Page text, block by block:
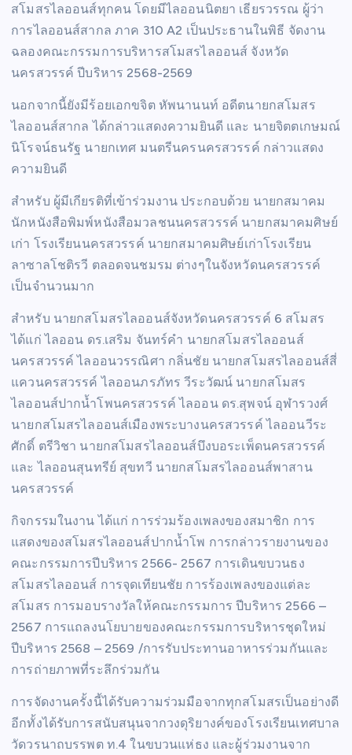
สโมสรไลออนส์ทุกคน โดยมีไลออนนิตยา เธียรวรรณ ผู้ว่า
การไลออนส์สากล ภาค 310 A2 เป็นประธานในพิธี จัดงาน
ฉลองคณะกรรมการบริหารสโมสรไลออนส์ จังหวัด
นครสวรรค์ ปีบริหาร 2568-2569
นอกจากนี้ยังมีร้อยเอกขจิต หัพนานนท์ อดีตนายกสโมสร
ไลออนส์สากล ได้กล่าวแสดงความยินดี และ นายจิตตเกษมณ์
นิโรจน์ธนรัฐ นายกเทศ มนตรีนครนครสวรรค์ กล่าวแสดง
ความยินดี
สำหรับ ผู้มีเกียรติที่เข้าร่วมงาน ประกอบด้วย นายกสมาคม
นักหนังสือพิมพ์หนังสือมวลชนนครสวรรค์ นายกสมาคมศิษย์
เก่า โรงเรียนนครสวรรค์ นายกสมาคมศิษย์เก่าโรงเรียน
ลาซาลโชติรวี ตลอดจนชมรม ต่างๆในจังหวัดนครสวรรค์
เป็นจำนวนมาก
สำหรับ นายกสโมสรไลออนส์จังหวัดนครสวรรค์ 6 สโมสร
ได้แก่ ไลออน ดร.เสริม จันทร์คำ นายกสโมสรไลออนส์
นครสวรรค์ ไลออนวรรณิศา กลิ่นชัย นายกสโมสรไลออนส์สี่
แควนครสวรรค์ ไลออนภรภัทร วีระวัฒน์ นายกสโมสร
ไลออนส์ปากน้ำโพนครสวรรค์ ไลออน ดร.สุพจน์ อุฬารวงศ์
นายกสโมสรไลออนส์เมืองพระบางนครสวรรค์ ไลออนวีระ
ศักดิ์ ตรีวิชา นายกสโมสรไลออนส์บึงบอระเพ็ดนครสวรรค์
และ ไลออนสุนทรีย์ สุขทวี นายกสโมสรไลออนส์พาสาน
นครสวรรค์
กิจกรรมในงาน ได้แก่ การร่วมร้องเพลงของสมาชิก การ
แสดงของสโมสรไลออนส์ปากน้ำโพ การกล่าวรายงานของ
คณะกรรมการปีบริหาร 2566- 2567 การเดินขบวนธง
สโมสรไลออนส์ การจุดเทียนชัย การร้องเพลงของแต่ละ
สโมสร การมอบรางวัลให้คณะกรรมการ ปีบริหาร 2566 –
2567 การแถลงนโยบายของคณะกรรมการบริหารชุดใหม่
ปีบริหาร 2568 – 2569 /การรับประทานอาหารร่วมกันและ
การถ่ายภาพที่ระลึกร่วมกัน
การจัดงานครั้งนี้ได้รับความร่วมมือจากทุกสโมสรเป็นอย่างดี
อีกทั้งได้รับการสนับสนุนจากวงดุริยางค์ของโรงเรียนเทศบาล
วัดวรนาถบรรพต ท.4 ในขบวนแห่ธง และผู้ร่วมงานจาก